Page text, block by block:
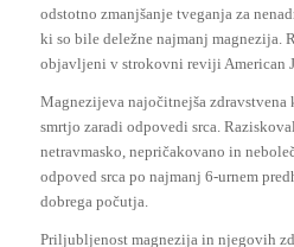
odstotno zmanjšanje tveganja za
ki so bile deležne najmanj magnezija.
objavljeni v strokovni reviji American
Magnezijeva najočitnejša zdravstvena
smrtjo zaradi odpovedi srca.
netravmasko, nepričakovano in
odpoved srca po najmanj 6-urnem
dobrega počutja.
Priljubljenost magnezija in njegovih